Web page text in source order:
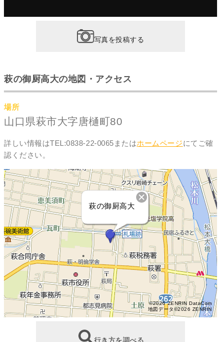
写真を投稿する
萩の御厨高大の地図・アクセス
場所
山口県萩市大字唐樋町80
詳しい情報はTEL:0838-22-0065またはホームページにてご確
認ください。
萩の御厨高大
©2026 ZENRIN DataCom
地図データ©2026 ZENRIN
行き方を調べる